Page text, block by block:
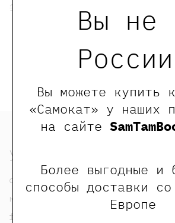
Вы не
Вы можете купить
«Самокат» у наших
на сайте
Более выгодные и
способы доставки
Европе
1500 ₽
узнать
о нас
контакты
foreign rights contacts